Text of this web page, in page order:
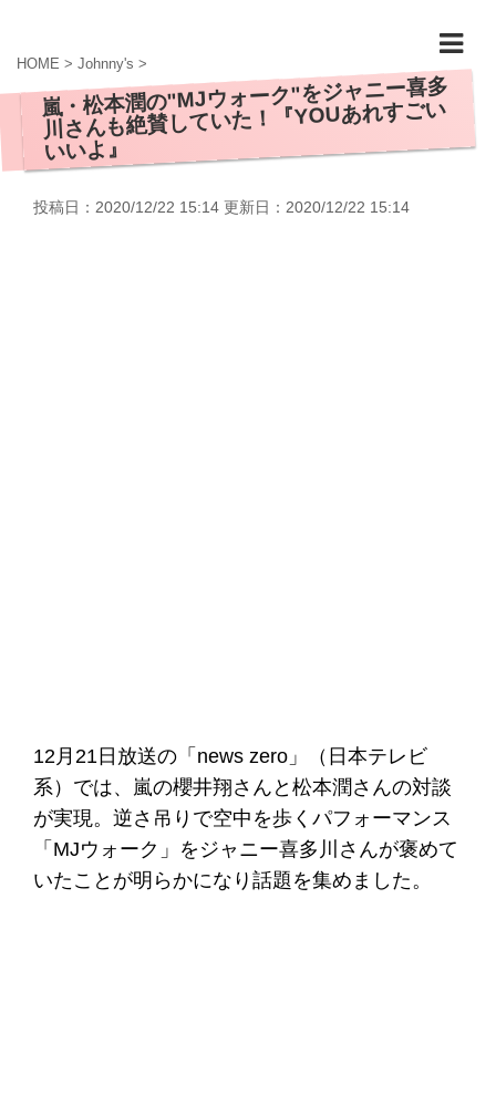
HOME > Johnny's >
嵐・松本潤の"MJウォーク"をジャニー喜多
川さんも絶賛していた！『YOUあれすごい
いいよ』
投稿日：2020/12/22 15:14 更新日： 2020/12/22 15:14
12月21日放送の「news zero」（日本テレビ
系）では、嵐の櫻井翔さんと松本潤さんの対談
が実現。逆さ吊りで空中を歩くパフォーマンス
「MJウォーク」をジャニー喜多川さんが褒めて
いたことが明らかになり話題を集めました。